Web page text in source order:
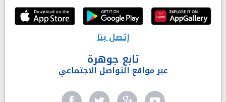
إتصل بنا
تابع جوهرة
عبر مواقع التواصل الاجتماعي